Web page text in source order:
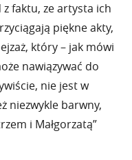
faktu, ze artysta ich
piękne akty,
który – jak mówi
nawiązywać do
nie jest w
niezwykle barwny,
i Małgorzatą”